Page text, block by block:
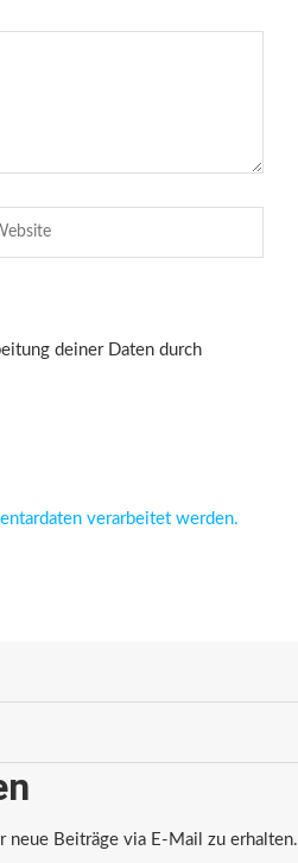
deiner Daten durch
verarbeitet werden.
neue Beiträge via E-Mail zu erhalten.